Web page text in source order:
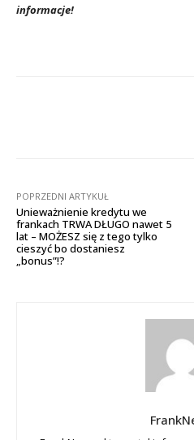
informacje!
POPRZEDNI ARTYKUŁ
Unieważnienie kredytu we
frankach TRWA DŁUGO nawet 5
lat – MOŻESZ się z tego tylko
cieszyć bo dostaniesz
„bonus”!?